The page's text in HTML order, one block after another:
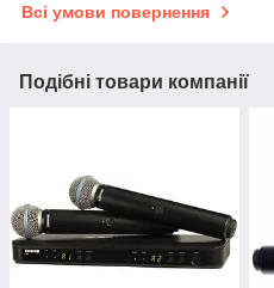
Всі умови повернення
Подібні товари компанії